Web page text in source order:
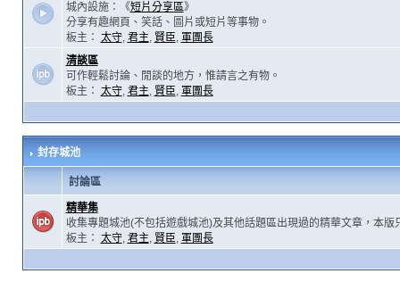
城內設施：《短片分享區》
分享有趣網頁、笑話、圖片或短片等事物。
板主： 太守, 君主, 賢臣, 軍團長
清談區
可作輕鬆討論、閒談的地方，惟請言之有物。
板主： 太守, 君主, 賢臣, 軍團長
封存城池
討論區
精華集
收集專題城池(不包括遊戲城池)及其他話題區出現過的精華文章，本版
板主： 太守, 君主, 賢臣, 軍團長